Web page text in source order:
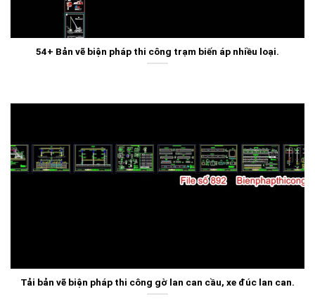
54+ Bản vẽ biện pháp thi công trạm biến áp nhiều loại.
Tải bản vẽ biện pháp thi công gờ lan can cầu, xe đúc lan can.